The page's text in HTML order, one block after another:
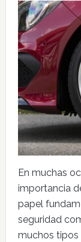
En muchas
importancia
papel
seguridad
muchos tipos